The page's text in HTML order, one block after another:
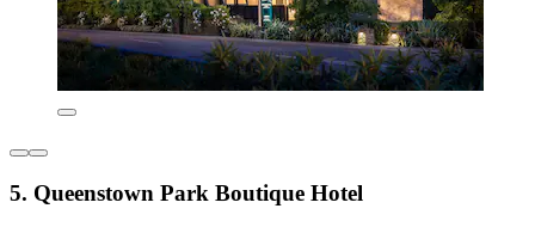
5. Queenstown Park Boutique Hotel